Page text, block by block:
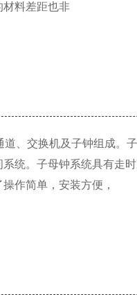
材料差距也非
、交换机及子钟组成。
统。子母钟系统具有走
作简单，安装方便，